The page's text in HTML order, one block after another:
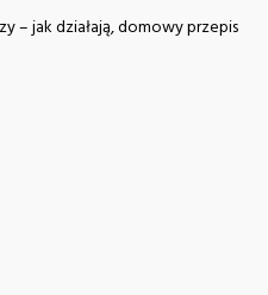
– jak działają, domowy przepis